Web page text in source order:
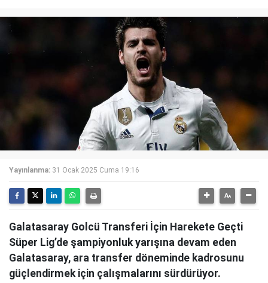
Yayınlanma: 31 Ocak 2025 Cuma 19:16
Galatasaray Golcü Transferi İçin Harekete Geçti
Süper Lig’de şampiyonluk yarışına devam eden
Galatasaray, ara transfer döneminde kadrosunu
güçlendirmek için çalışmalarını sürdürüyor.